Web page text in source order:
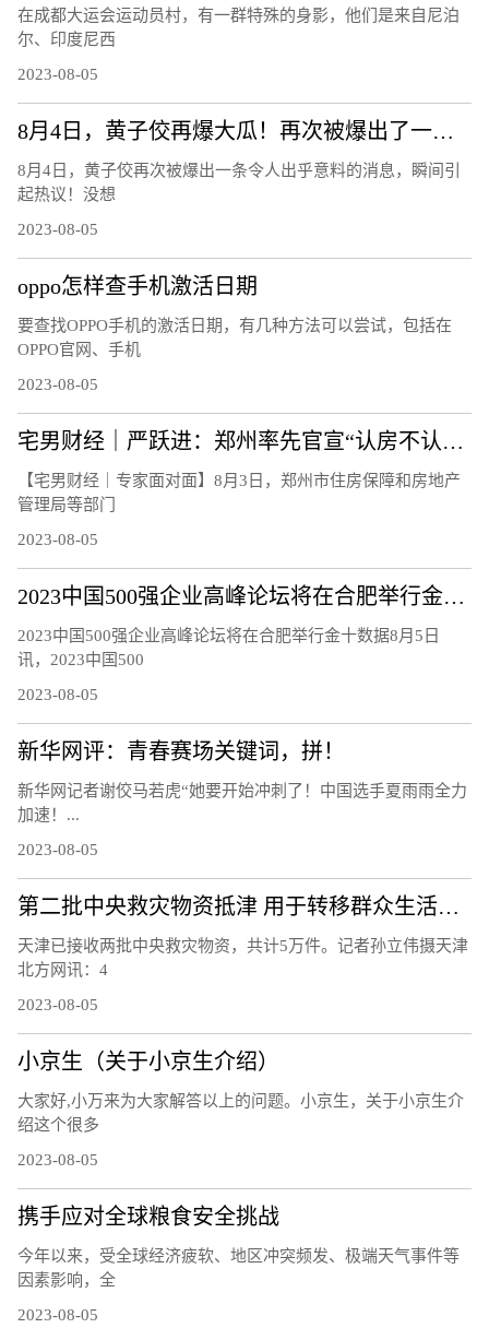
在成都大运会运动员村，有一群特殊的身影，他们是来自尼泊
尔、印度尼西
2023-08-05
8月4日，黄子佼再爆大瓜！再次被爆出了一条令人出乎意料的消息！
8月4日，黄子佼再次被爆出一条令人出乎意料的消息，瞬间引
起热议！没想
2023-08-05
oppo怎样查手机激活日期
要查找OPPO手机的激活日期，有几种方法可以尝试，包括在
OPPO官网、手机
2023-08-05
宅男财经｜严跃进：郑州率先官宣“认房不认贷”，影响多大？
【宅男财经｜专家面对面】8月3日，郑州市住房保障和房地产
管理局等部门
2023-08-05
2023中国500强企业高峰论坛将在合肥举行金十数据8月5日讯，2023中国500强企业高峰论坛新闻发布会，中国企联将连续第22年发布“中国企业500强”，深入研究大企业发展趋势和相关政策
2023中国500强企业高峰论坛将在合肥举行金十数据8月5日
讯，2023中国500
2023-08-05
新华网评：青春赛场关键词，拼！
新华网记者谢佼马若虎“她要开始冲刺了！中国选手夏雨雨全力
加速！...
2023-08-05
第二批中央救灾物资抵津 用于转移群众生活安置
天津已接收两批中央救灾物资，共计5万件。记者孙立伟摄天津
北方网讯：4
2023-08-05
小京生（关于小京生介绍）
大家好,小万来为大家解答以上的问题。小京生，关于小京生介
绍这个很多
2023-08-05
携手应对全球粮食安全挑战
今年以来，受全球经济疲软、地区冲突频发、极端天气事件等
因素影响，全
2023-08-05